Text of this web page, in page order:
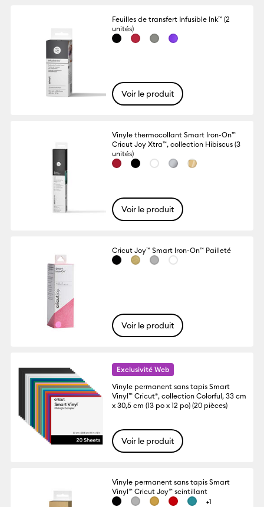
Feuilles de transfert Infusible Ink™ (2
unités)
Voir le produit
Vinyle thermocollant Smart Iron-On™
Cricut Joy Xtra™, collection Hibiscus (3
unités)
Voir le produit
Cricut Joy™ Smart Iron-On™ Pailleté
Voir le produit
Exclusivité Web
Vinyle permanent sans tapis Smart
Vinyl™ Cricut®, collection Colorful, 33 cm
x 30,5 cm (13 po x 12 po) (20 pièces)
Voir le produit
Vinyle permanent sans tapis Smart
Vinyl™ Cricut Joy™ scintillant
+1